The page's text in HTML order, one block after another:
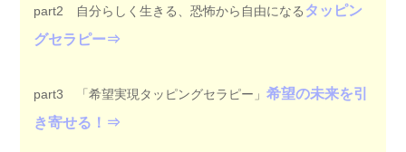
part2 自分らしく生きる、恐怖から自由になる タッピン
グセラピー⇒
part3 「希望実現タッピングセラピー」 希望の未来を引
き寄せる！⇒